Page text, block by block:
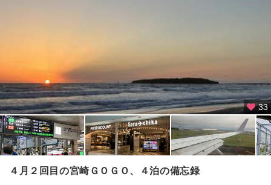
33
４月２回目の宮崎ＧＯＧＯ、４泊の備忘録